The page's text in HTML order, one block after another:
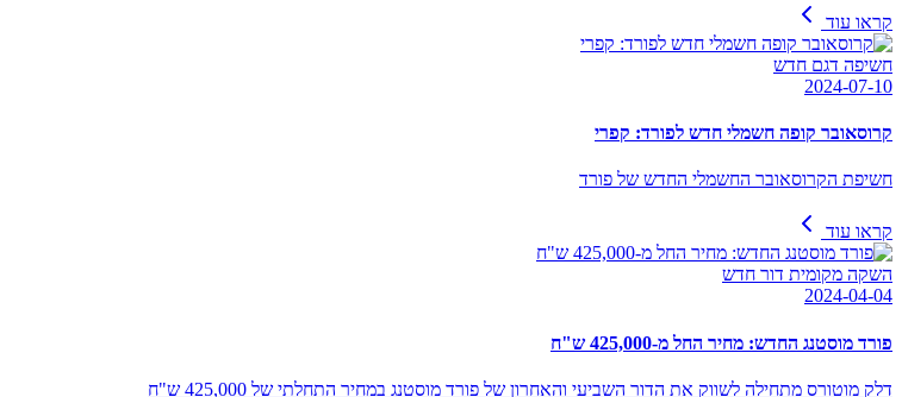
קראו עוד
חשיפה דגם חדש
2024-07-10
קרוסאובר קופה חשמלי חדש לפורד: קפרי
חשיפת הקרוסאובר החשמלי החדש של פורד
קראו עוד
השקה מקומית דור חדש
2024-04-04
פורד מוסטנג החדש: מחיר החל מ-425,000 ש"ח
דלק מוטורס מתחילה לשווק את הדור השביעי והאחרון של פורד מוסטנג במחיר התחלתי של 425,000 ש"ח